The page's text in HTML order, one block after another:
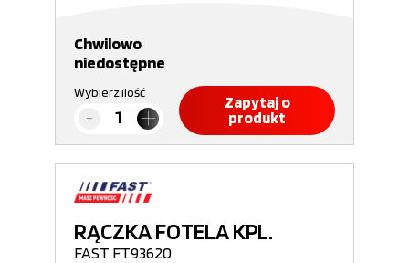
Chwilowo
niedostępne
Wybierz ilość
Zapytaj o
produkt
RĄCZKA FOTELA KPL.
FAST FT93620